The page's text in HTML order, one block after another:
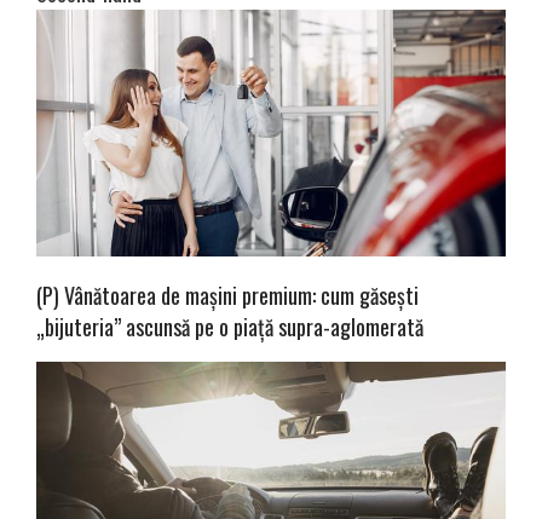
(P) Vânătoarea de mașini premium: cum găsești
„bijuteria” ascunsă pe o piață supra-aglomerată